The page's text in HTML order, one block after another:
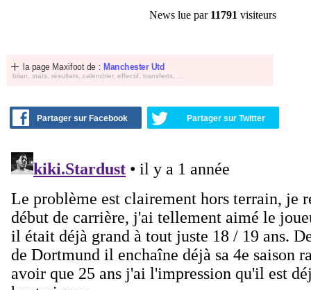
News lue par 11791visiteurs
la page Maxifoot de : Manchester Utd
bilan, stats, résultats, calendrier, effectif, transferts, ...
Partager sur Facebook Partager sur Twitter